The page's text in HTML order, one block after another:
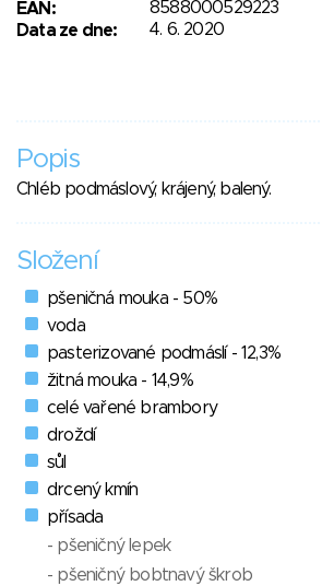
EAN:
8588000529223
Data ze dne:
4. 6. 2020
Popis
Chléb podmáslový, krájený, balený.
Složení
pšeničná mouka - 50%
voda
pasterizované podmáslí - 12,3%
žitná mouka - 14,9%
celé vařené brambory
droždí
sůl
drcený kmín
přísada
- pšeničný lepek
- pšeničný bobtnavý škrob